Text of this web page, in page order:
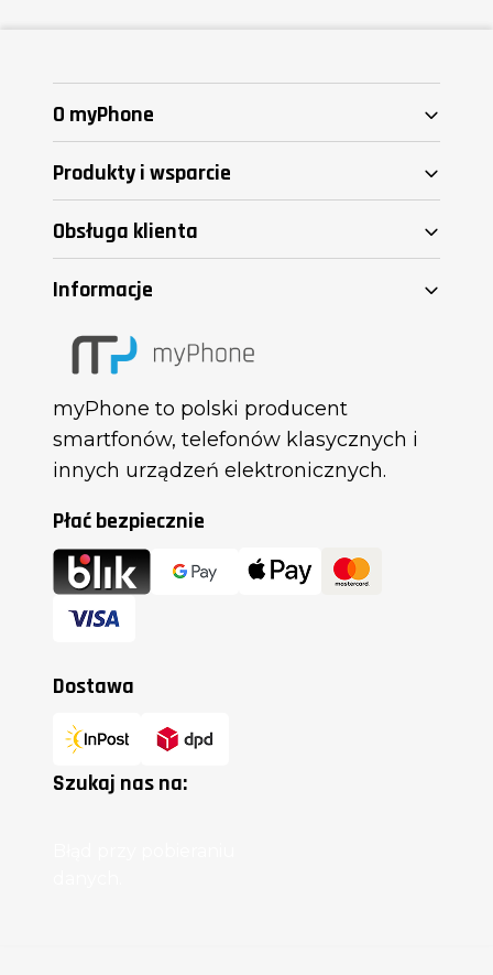
O myPhone
Produkty i wsparcie
Obsługa klienta
Informacje
myPhone to polski producent
smartfonów, telefonów klasycznych i
innych urządzeń elektronicznych.
Płać bezpiecznie
Dostawa
Szukaj nas na: